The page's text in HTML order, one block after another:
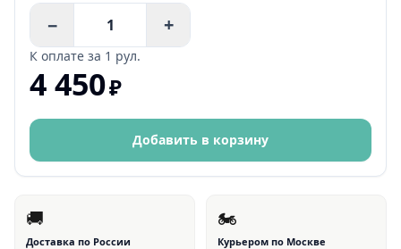
− +
К оплате за 1 рул.
4 450₽
Добавить в корзину
🚚
Доставка по России
🏍
Курьером по Москве